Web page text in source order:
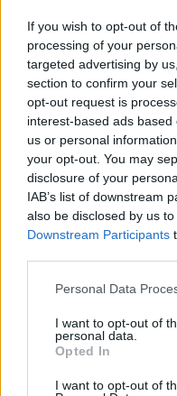
If you wish to opt-out of
processing of your
targeted advertising by
section to confirm your
opt-out request is
interest-based ads
us or personal
your opt-out. You may
disclosure of your
IAB’s list of downstream
also be disclosed by us
Downstream Participants
Please note that this
not limited to your visit or
grant or deny consent to
use your data for below
consent section.
Personal Data
I want to opt-out of
personal data.
Opted In
I want to opt-out of
Felhő – Itt van
lemeze
srecorder• 2024. január 31.
A Slow Village
producerként aktív
Petőfi Sándor
és elektronikus zene
több izgalmas
kvartettjével